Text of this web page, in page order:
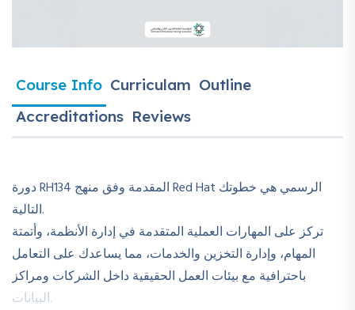
Course Info Curriculam Outline
Accreditations Reviews
Red Hat
التالية.
تركز على المهارات العملية المتقدمة في إدارة الأنظمة، وأتمتة
المهام، وإدارة التخزين والخدمات، مما يساعدك على التعامل
باحترافية مع بيئات العمل الحقيقية داخل الشركات ومراكز
البيانات.